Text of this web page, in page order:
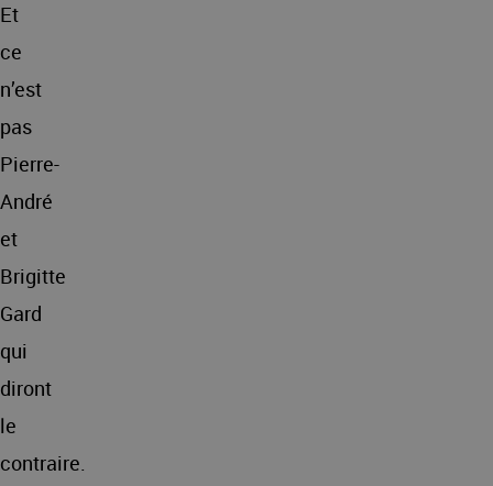
Et
ce
n’est
pas
Pierre-
André
et
Brigitte
Gard
qui
diront
le
contraire.